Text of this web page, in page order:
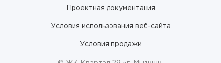
Проектная документация
Условия использования веб-сайта
Условия продажи